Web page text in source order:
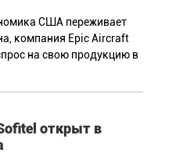
США переживает
компания Epic Aircraft
на свою продукцию в
открыт в